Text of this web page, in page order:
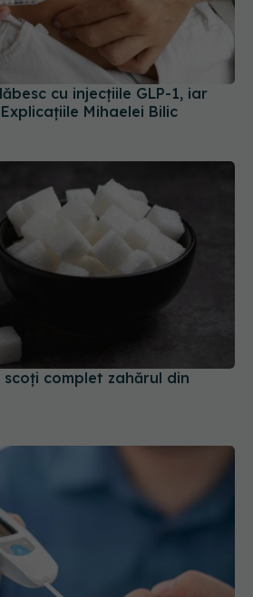
cu injecțiile GLP-1, iar
Mihaelei Bilic
scoți complet zahărul din